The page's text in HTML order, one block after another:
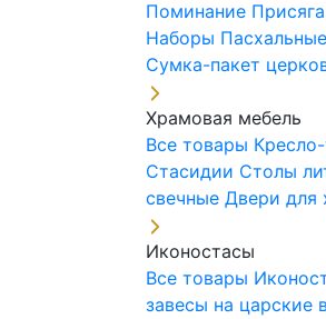
Поминание
Наборы Пасхальные
Сумка-пакет
Храмовая мебель
Все товары
Стасидии Столы
свечные Двери для
Иконостасы
Все товары
завесы на царские